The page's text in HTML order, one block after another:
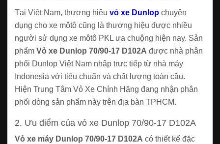
Tại Việt Nam, thương hiệu vỏ xe Dunlop chuyên
dụng cho xe môtô cũng là thương hiệu được nhiều
người sử dụng xe môtô PKL ưa chuộng hiện nay. Sản
phẩm Vỏ xe Dunlop 70/90-17 D102A được nhà phân
phối Dunlop Việt Nam nhập trực tiếp từ nhà máy
Indonesia với tiêu chuẩn và chất lượng toàn cầu.
Hiện Trung Tâm Vỏ Xe Chính Hãng đang nhận phân
phối dòng sản phẩm này trên địa bàn TPHCM.
2. Ưu điểm của vỏ xe Dunlop 70/90-17 D102A
Vỏ xe máy Dunlop 70/90-17 D102A có thiết kế đặc